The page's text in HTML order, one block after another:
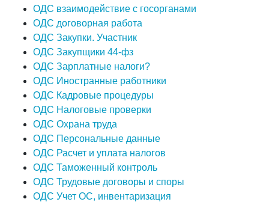
ОДС взаимодействие с госорганами
ОДС договорная работа
ОДС Закупки. Участник
ОДС Закупщики 44-фз
ОДС Зарплатные налоги?
ОДС Иностранные работники
ОДС Кадровые процедуры
ОДС Налоговые проверки
ОДС Охрана труда
ОДС Персональные данные
ОДС Расчет и уплата налогов
ОДС Таможенный контроль
ОДС Трудовые договоры и споры
ОДС Учет ОС, инвентаризация